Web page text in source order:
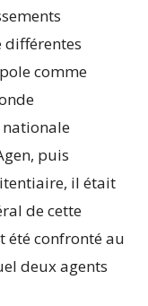
différentes
comme
nationale
puis
il était
de cette
confronté au
deux agents